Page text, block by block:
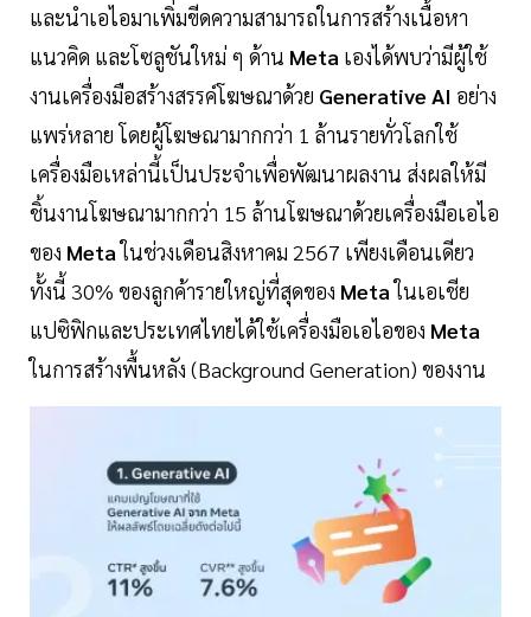
และนำเอไอมาเพิ่มขีดความสามารถในการสร้างเนื้อหา
แนวคิด และโซลูชันใหม่ ๆ ด้าน Meta เองได้พบว่ามีผู้ใช้
งานเครื่องมือสร้างสรรค์โฆษณาด้วย Generative AI อย่าง
แพร่หลาย โดยผู้โฆษณามากกว่า 1 ล้านรายทั่วโลกใช้
เครื่องมือเหล่านี้เป็นประจำเพื่อพัฒนาผลงาน ส่งผลให้มี
ชิ้นงานโฆษณามากกว่า 15 ล้านโฆษณาด้วยเครื่องมือเอไอ
ของ Metaในช่วงเดือนสิงหาคม 2567 เพียงเดือนเดียว
ทั้งนี้ 30% ของลูกค้ารายใหญ่ที่สุดของ Metaในเอเชีย
แปซิฟิกและประเทศไทยได้ใช้เครื่องมือเอไอของ Meta
ในการสร้างพื้นหลัง (Background Generation) ของงาน